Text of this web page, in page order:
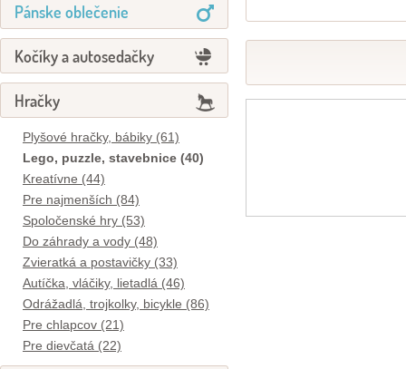
Pánske oblečenie
Kočíky a autosedačky
Hračky
Plyšové hračky, bábiky (61)
Lego, puzzle, stavebnice (40)
Kreatívne (44)
Pre najmenších (84)
Spoločenské hry (53)
Do záhrady a vody (48)
Zvieratká a postavičky (33)
Autíčka, vláčiky, lietadlá (46)
Odrážadlá, trojkolky, bicykle (86)
Pre chlapcov (21)
Pre dievčatá (22)